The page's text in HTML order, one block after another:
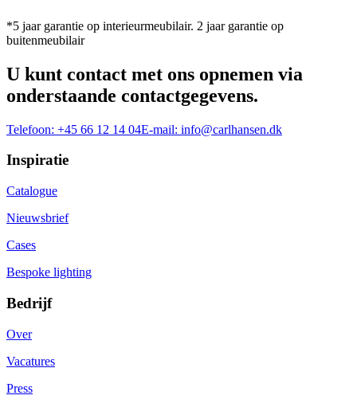
*5 jaar garantie op interieurmeubilair. 2 jaar garantie op
buitenmeubilair
U kunt contact met ons opnemen via
onderstaande contactgegevens.
Telefoon: +45 66 12 14 04E-mail: info@carlhansen.dk
Inspiratie
Catalogue
Nieuwsbrief
Cases
Bespoke lighting
Bedrijf
Over
Vacatures
Press